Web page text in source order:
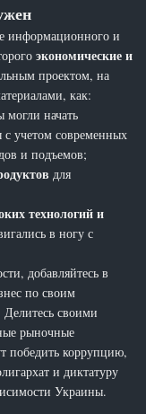
информационного и
экономические и
проектом, на
как:
могли начать
с учетом современных
и подъемов;
для
технологий и
в ногу с
добавляйтесь в
по своим
своими
рыночные
победить коррупцию,
и диктатуру
Украины.